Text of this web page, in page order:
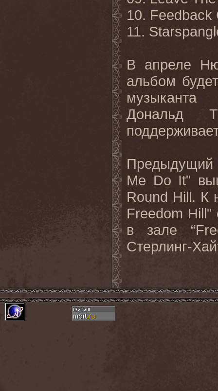
10. Feedback
11.
В апреле
альбом
музыканта
Дональд
Me Do It"
Round Hill. К
Freedom Hill"
в зале “
Стерлинг-